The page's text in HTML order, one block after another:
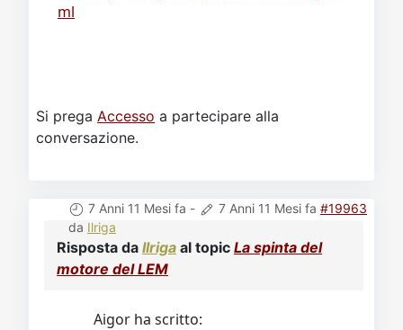
ml
Si prega Accesso a partecipare alla
conversazione.
7 Anni 11 Mesi fa - 7 Anni 11 Mesi fa #19963
da Ilriga
Risposta da Ilriga al topic La spinta del
motore del LEM
Aigor ha scritto: